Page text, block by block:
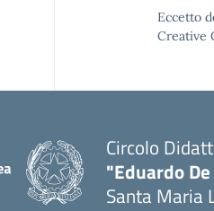
Eccetto
Creative
Circolo
"Eduardo
Santa Maria